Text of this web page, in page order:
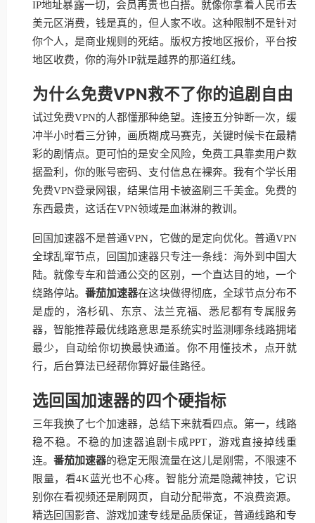
IP地址暴露一切，会员再贵也白搭。就像你拿着人民币去
美元区消费，钱是真的，但人家不收。这种限制不是针对
你个人，是商业规则的死结。版权方按地区报价，平台按
地区收费，你的海外IP就是越界的那道红线。
为什么免费VPN救不了你的追剧自由
试过免费VPN的人都懂那种绝望。连接五分钟断一次，缓
冲半小时看三分钟，画质糊成马赛克，关键时候卡在最精
彩的剧情点。更可怕的是安全风险，免费工具靠卖用户数
据盈利，你的账号密码、支付信息在裸奔。我有个学长用
免费VPN登录网银，结果信用卡被盗刷三千美金。免费的
东西最贵，这话在VPN领域是血淋淋的教训。
回国加速器不是普通VPN，它做的是定向优化。普通VPN
全球乱窜节点，回国加速器只专注一条线：海外到中国大
陆。就像专车和普通公交的区别，一个直达目的地，一个
绕路停站。番茄加速器在这块做得彻底，全球节点分布不
是虚的，洛杉矶、东京、法兰克福、悉尼都有专属服务
器，智能推荐最优线路意思是系统实时监测哪条线路拥堵
最少，自动给你切换最快通道。你不用懂技术，点开就
行，后台算法已经帮你算好最佳路径。
选回国加速器的四个硬指标
三年我换了七个加速器，总结下来就看四点。第一，线路
稳不稳。不稳的加速器追剧卡成PPT，游戏直接掉线重
连。番茄加速器的稳定无限流量在这儿是刚需，不限速不
限量，看4K蓝光也不心疼。智能分流是隐藏神技，它识
别你在看视频还是刷网页，自动分配带宽，不浪费资源。
精选回国影音、游戏加速专线是品质保证，普通线路和专